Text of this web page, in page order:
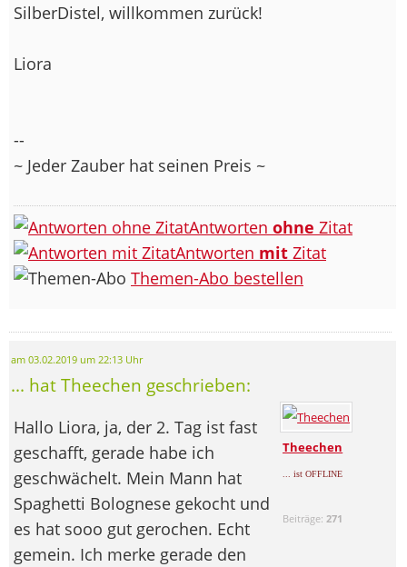
SilberDistel, willkommen zurück!
Liora
--
~ Jeder Zauber hat seinen Preis ~
Antworten ohne Zitat
Antworten mit Zitat
Themen-Abo bestellen
am 03.02.2019 um 22:13 Uhr
... hat Theechen geschrieben:
Theechen
... ist OFFLINE
Beiträge: 271
Hallo Liora, ja, der 2. Tag ist fast
geschafft, gerade habe ich
geschwächelt. Mein Mann hat
Spaghetti Bolognese gekocht und
es hat sooo gut gerochen. Echt
gemein. Ich merke gerade den